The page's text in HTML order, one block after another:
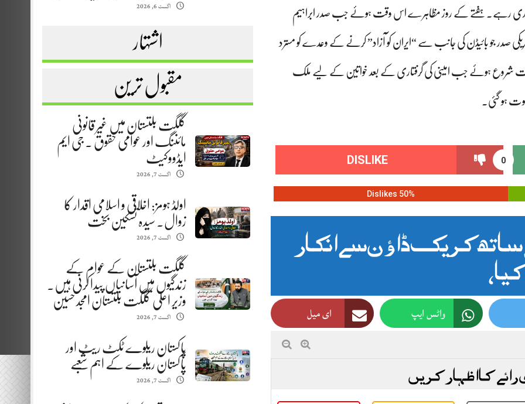
اگست 6, 2026
اشتہار
مقبول ترین
گلگت بلتستان میں غیر قانونی
مائننگ اور عوامی حقوق . جی ایم
ایڈووکیٹ
اگست 7, 2026
اولڈ ہومز: اخلاقی و اسلامی اقدار کا
زوال. سیدہ تسکین بخت
اگست 7, 2026
گلگت بلتستان کے عوام کے
زندگیوں میں آسانیاں پیدا کرنی ہیں.
وزیر اعلیٰ گلگت بلتستان امجد حسین
اگست 7, 2026
پاکستان ریلوے ٹکٹ ریٹ اور
پاکستان ریلوے کے اہم شعبے
اگست 7, 2026
بھڑکنے والے مظاہرے 50ویں روز بھی جاری رہے۔ ہفتے کے روز مظاہرے اس وقت ہوئے جب صدر ابراہیم
صدر جو بائیڈن کی جانب سے “ایران کو آزاد” کرنے کے وعدے کو مسترد
وقت شروع ہوئے جب امینی کی گرفتاری کے بعد خواتین کے لیے ملک
ہو گئی۔
0
DISLIKE
50% Dislikes
ساتھ کریک ڈاؤن سے انکار
واٹس ایپ ای میل
کا اظہار کریں